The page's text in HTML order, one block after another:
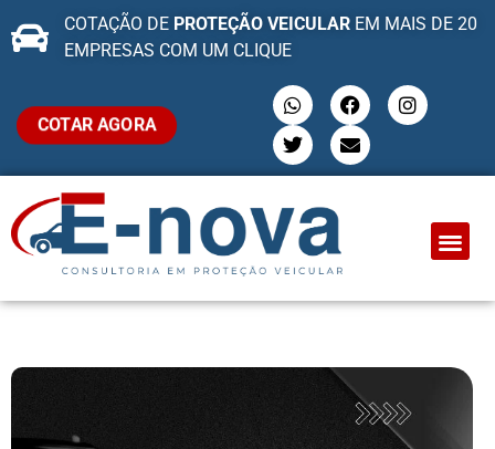
COTAÇÃO DE PROTEÇÃO VEICULAREM MAIS DE 20
EMPRESAS COM UM CLIQUE
COTAR AGORA